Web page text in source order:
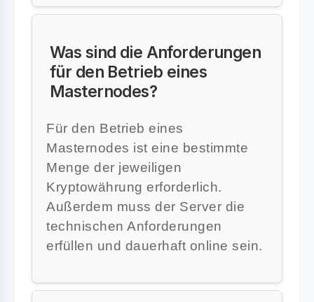
Was sind die Anforderungen
für den Betrieb eines
Masternodes?
Für den Betrieb eines
Masternodes ist eine bestimmte
Menge der jeweiligen
Kryptowährung erforderlich.
Außerdem muss der Server die
technischen Anforderungen
erfüllen und dauerhaft online sein.